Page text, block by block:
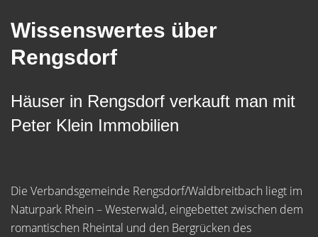
Wissenswertes über
Rengsdorf
Häuser in Rengsdorf verkauft man mit
Peter Klein Immobilien
Die Verbandsgemeinde Rengsdorf/Waldbreitbach liegt im
Naturpark Rhein – Westerwald, eingebettet zwischen dem
romantischen Rheintal und den Bergrücken des